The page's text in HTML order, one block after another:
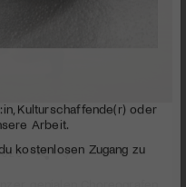
Kulturschaffende(r) oder
Arbeit.
kostenlosen Zugang zu